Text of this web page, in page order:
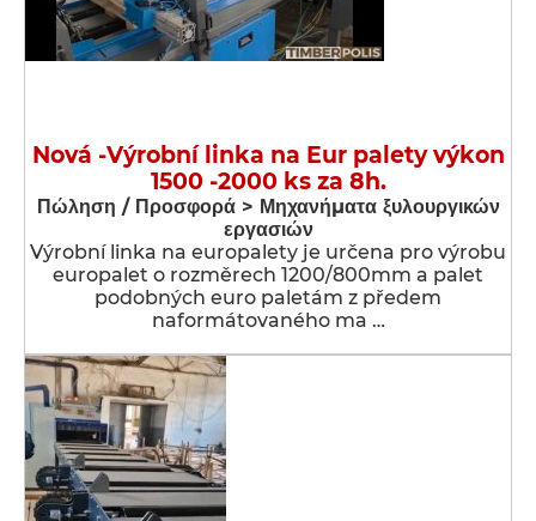
Nová -Výrobní linka na Eur palety výkon
1500 -2000 ks za 8h.
Πώληση / Προσφορά > Μηχανήματα ξυλουργικών
εργασιών
Výrobní linka na europalety je určena pro výrobu
europalet o rozměrech 1200/800mm a palet
podobných euro paletám z předem
naformátovaného ma …